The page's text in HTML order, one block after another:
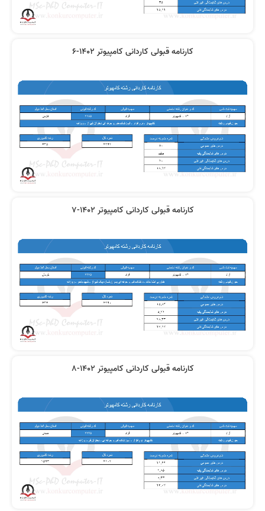
کارنامه قبولی کاردانی کامپیوتر 1402-6
کارنامه قبولی کاردانی کامپیوتر 1402-7
کارنامه قبولی کاردانی کامپیوتر 1402-8